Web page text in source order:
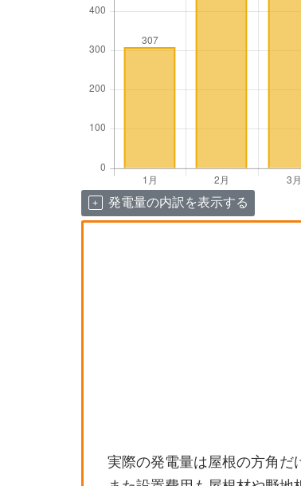
発電量の内訳を表示する
実際の発電量は屋根の方角だ